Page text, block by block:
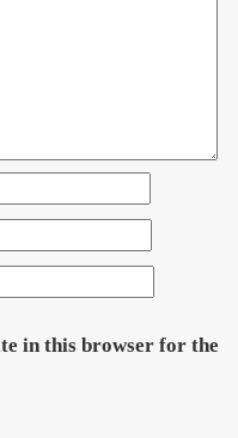
in this browser for the